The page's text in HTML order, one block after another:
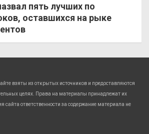
пять лучших по
оставшихся на рыке
взяты из открытых источников и предоставляются
целях. Права на материалы принадлежат их
ответственности за содержание материала не